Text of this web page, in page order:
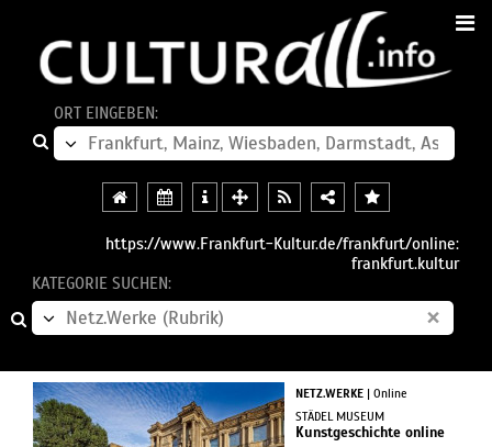
ORT EINGEBEN:
https://www.Frankfurt-Kultur.de/frankfurt/online:
frankfurt.kultur
KATEGORIE SUCHEN:
×
NETZ.WERKE | Online
STÄDEL MUSEUM
Kunstgeschichte online